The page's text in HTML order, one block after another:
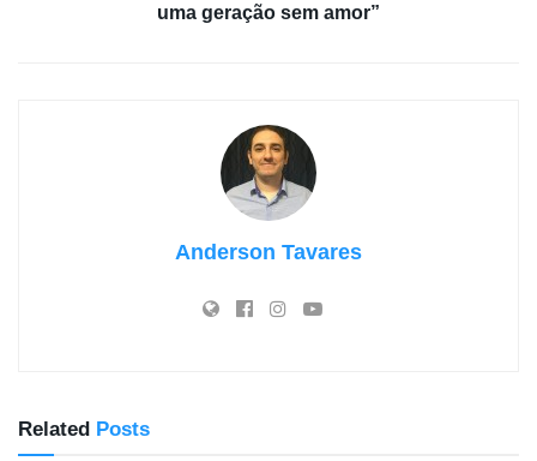
uma geração sem amor”
Anderson Tavares
Related Posts